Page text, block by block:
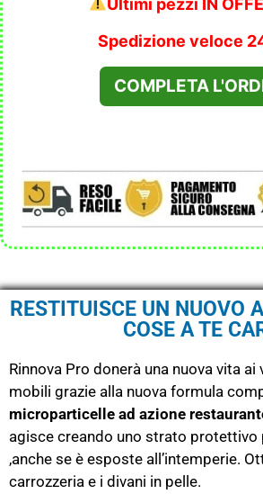
Spedizione veloce
RESTITUISCE UN NUOVO
COSE A TE
Rinnova Pro donerà una nuova vita
mobili grazie alla nuova formula
microparticelle ad azione
agisce creando uno strato protettivo
,anche se è esposte all’intemperie.
carrozzeria e i divani in pelle.